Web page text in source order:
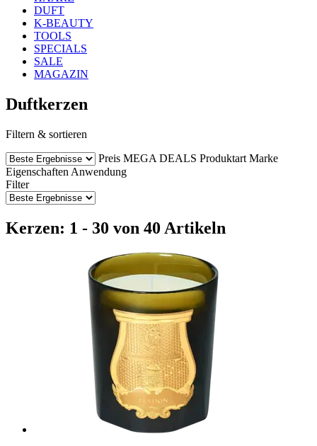
DUFT
K-BEAUTY
TOOLS
SPECIALS
SALE
MAGAZIN
Duftkerzen
Filtern & sortieren
Preis MEGA DEALS Produktart Marke
Eigenschaften Anwendung
Filter
Kerzen: 1 - 30 von 40 Artikeln